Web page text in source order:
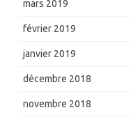
mars 2019
février 2019
janvier 2019
décembre 2018
novembre 2018